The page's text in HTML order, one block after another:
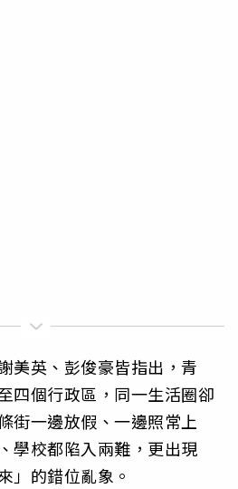
美英、彭俊豪皆指出，青
四個行政區，同一生活圈卻
街一邊放假、一邊照常上
學校都陷入兩難，更出現
」的錯位亂象。